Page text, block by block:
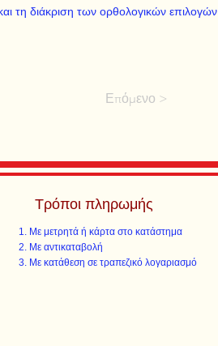
τη διάκριση των ορθολογικών επιλογών
Επόμενο >
Τρόποι πληρωμής
Με μετρητά ή κάρτα στο κατάστημα
Με αντικαταβολή
Με κατάθεση σε τραπεζικό λογαριασμό